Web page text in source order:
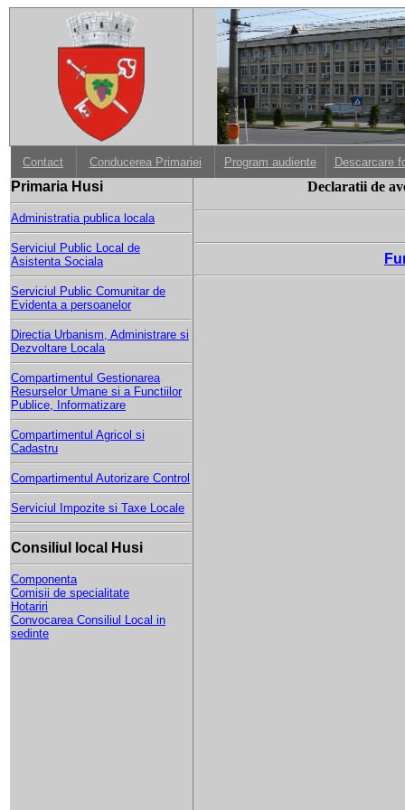
Contact Conducerea Primariei Program audiente Descarcare
Primaria Husi
Administratia publica locala
Serviciul Public Local de
Asistenta Sociala
Serviciul Public Comunitar de
Evidenta a persoanelor
Directia Urbanism, Administrare si
Dezvoltare Locala
Compartimentul Gestionarea
Resurselor Umane si a Functiilor
Publice, Informatizare
Compartimentul Agricol si
Cadastru
Compartimentul Autorizare Control
Serviciul Impozite si Taxe Locale
Consiliul local Husi
Componenta
Comisii de specialitate
Hotariri
Convocarea Consiliul Local in
sedinte
Declaratii de